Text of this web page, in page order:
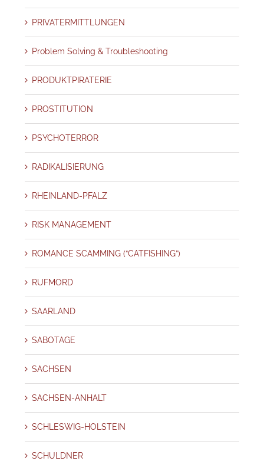
PRIVATERMITTLUNGEN
Problem Solving & Troubleshooting
PRODUKTPIRATERIE
PROSTITUTION
PSYCHOTERROR
RADIKALISIERUNG
RHEINLAND-PFALZ
RISK MANAGEMENT
ROMANCE SCAMMING (“CATFISHING”)
RUFMORD
SAARLAND
SABOTAGE
SACHSEN
SACHSEN-ANHALT
SCHLESWIG-HOLSTEIN
SCHULDNER